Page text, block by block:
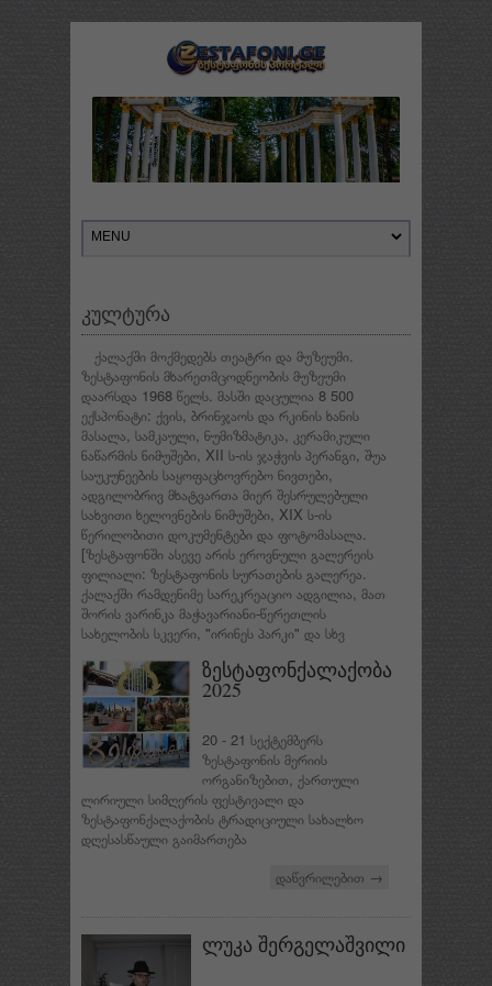
კულტურა
ქალაქში მოქმედებს თეატრი და მუზეუმი.
ზესტაფონის მხარეთმცოდნეობის მუზეუმი
დაარსდა 1968 წელს. მასში დაცულია 8 500
ექსპონატი: ქვის, ბრინჯაოს და რკინის ხანის
მასალა, სამკაული, ნუმიზმატიკა, კერამიკული
ნაწარმის ნიმუშები, XII ს-ის ჯაჭვის პერანგი, შუა
საუკუნეების საყოფაცხოვრებო ნივთები,
ადგილობრივ მხატვართა მიერ შესრულებული
სახვითი ხელოვნების ნიმუშები, XIX ს-ის
წერილობითი დოკუმენტები და ფოტომასალა.
[ზესტაფონში ასევე არის ეროვნული გალერეის
ფილიალი: ზესტაფონის სურათების გალერეა.
ქალაქში რამდენიმე სარეკრეაციო ადგილია, მათ
შორის ვარინკა მაჭავარიანი-წერეთლის
სახელობის სკვერი, "ირინეს პარკი" და სხვ
ზესტაფონქალაქობა
2025
20 - 21 სექტემბერს
ზესტაფონის მერიის
ორგანიზებით, ქართული
ლირიული სიმღერის ფესტივალი და
ზესტაფონქალაქობის ტრადიციული სახალხო
დღესასწაული გაიმართება
დაწვრილებით →
ლუკა შერგელაშვილი